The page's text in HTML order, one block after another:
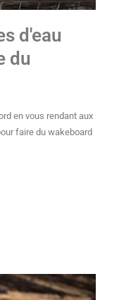
d'eau
du
en vous rendant aux
faire du wakeboard